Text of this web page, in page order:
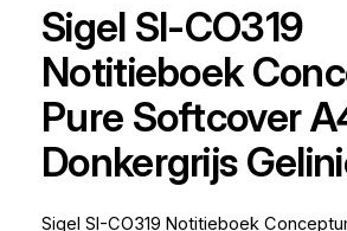
Sigel SI-CO319
Notitieboek
Pure Softcover
Donkergrijs
Sigel SI-CO319 Notitieboek